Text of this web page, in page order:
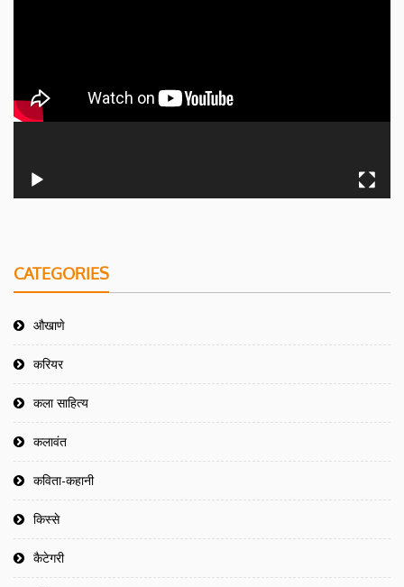
CATEGORIES
औखाणे
करियर
कला साहित्य
कलावंत
कविता-कहानी
किस्से
कैटेगरी